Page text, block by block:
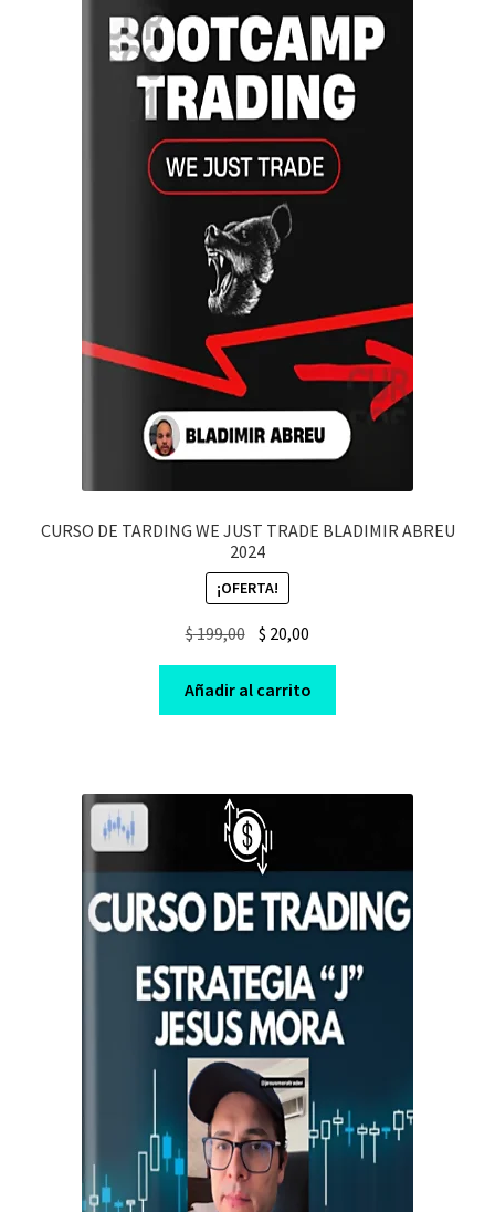
CURSO DE TARDING WE JUST TRADE BLADIMIR ABREU
2024
¡OFERTA!
$199,00 Original
price
was:
$ 199,00.
$ 20,00
price
is:
$ 20,00.
Añadir al carrito